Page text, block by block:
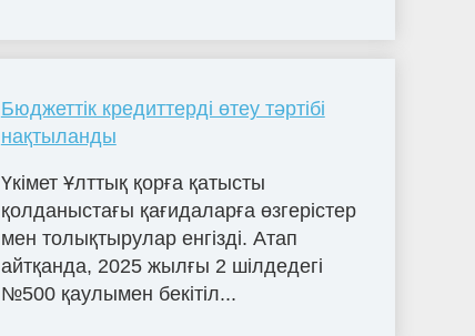
Бюджеттік кредиттерді өтеу тәртібі
нақтыланды
Үкімет Ұлттық қорға қатысты
қолданыстағы қағидаларға өзгерістер
мен толықтырулар енгізді. Атап
айтқанда, 2025 жылғы 2 шілдедегі
№500 қаулымен бекітіл...